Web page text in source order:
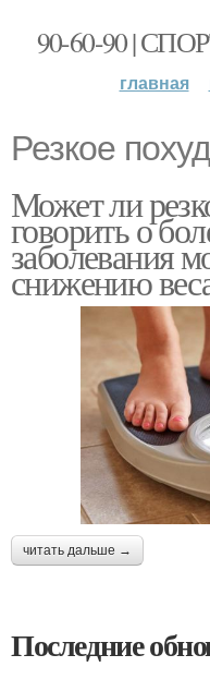
90-60-90 |
главная
Резкое
Может ли
говорить о
заболевания
снижению
читать дальше →
Последние